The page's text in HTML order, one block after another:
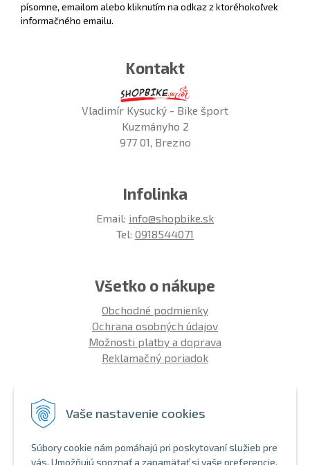
Vaše nastavenie cookies
Súbory cookie nám pomáhajú pri poskytovaní služieb pre
vás. Umožňujú spoznať a zapamätať si vaše preferencie.
písomne, emailom alebo kliknutím na odkaz z ktoréhokoľvek
informačného emailu.
Kontakt
Vladimír Kysucký - Bike šport
Kuzmányho 2
977 01, Brezno
Infolinka
Email: info@shopbike.sk
Tel: 0918544071
Všetko o nákupe
Obchodné podmienky
Ochrana osobných údajov
Možnosti platby a doprava
Reklamačný poriadok
Aký bicykel kúpiť 26' | 27,5' | 29'